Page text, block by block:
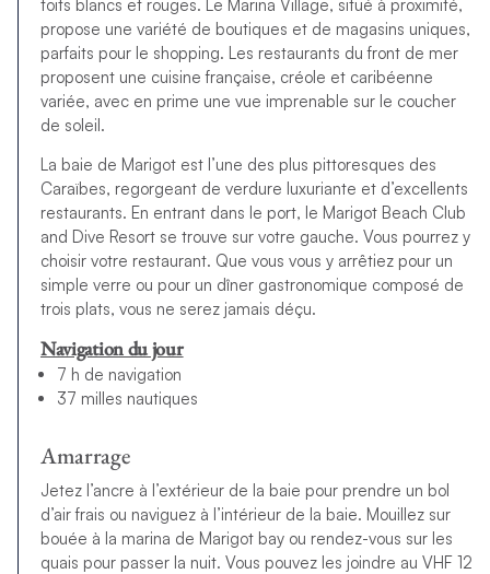
toits blancs et rouges. Le Marina Village, situé à proximité,
propose une variété de boutiques et de magasins uniques,
parfaits pour le shopping. Les restaurants du front de mer
proposent une cuisine française, créole et caribéenne
variée, avec en prime une vue imprenable sur le coucher
de soleil.
La baie de Marigot est l’une des plus pittoresques des
Caraïbes, regorgeant de verdure luxuriante et d’excellents
restaurants. En entrant dans le port, le Marigot Beach Club
and Dive Resort se trouve sur votre gauche. Vous pourrez y
choisir votre restaurant. Que vous vous y arrêtiez pour un
simple verre ou pour un dîner gastronomique composé de
trois plats, vous ne serez jamais déçu.
Navigation du jour
7 h de navigation
37 milles nautiques
Amarrage
Jetez l’ancre à l’extérieur de la baie pour prendre un bol
d’air frais ou naviguez à l’intérieur de la baie. Mouillez sur
bouée à la marina de Marigot bay ou rendez-vous sur les
quais pour passer la nuit. Vous pouvez les joindre au VHF 12